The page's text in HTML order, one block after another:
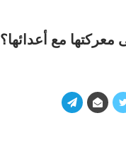
مع أعدائها؟